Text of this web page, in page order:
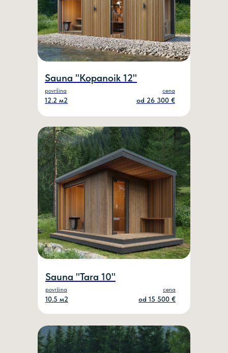
Sauna "Таrа 10"
površina
10.5 м2
cena
оd 15 500 €
Sauna "Kopanoik 12"
površina
12.2 м2
cena
оd 26 300 €